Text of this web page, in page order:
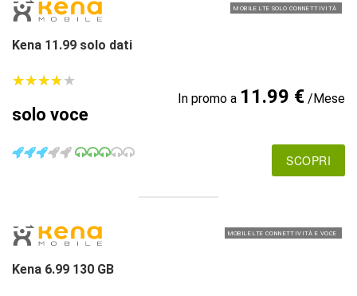
MOBILE LTE SOLO CONNETTIVITÀ
Kena 11.99 solo dati
★★★★★
★★★★★
solo voce
In promo a 11.99 €/Mese
SCOPRI
MOBILE LTE CONNETTIVITÀ E VOCE
Kena 6.99 130 GB